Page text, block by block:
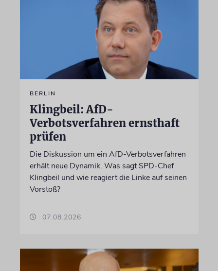
BERLIN
Klingbeil: AfD-
Verbotsverfahren ernsthaft
prüfen
Die Diskussion um ein AfD-Verbotsverfahren
erhält neue Dynamik. Was sagt SPD-Chef
Klingbeil und wie reagiert die Linke auf seinen
Vorstoß?
07.08.2026